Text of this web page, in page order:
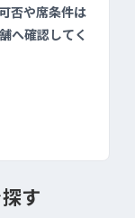
否や席条件は
へ確認してく
す